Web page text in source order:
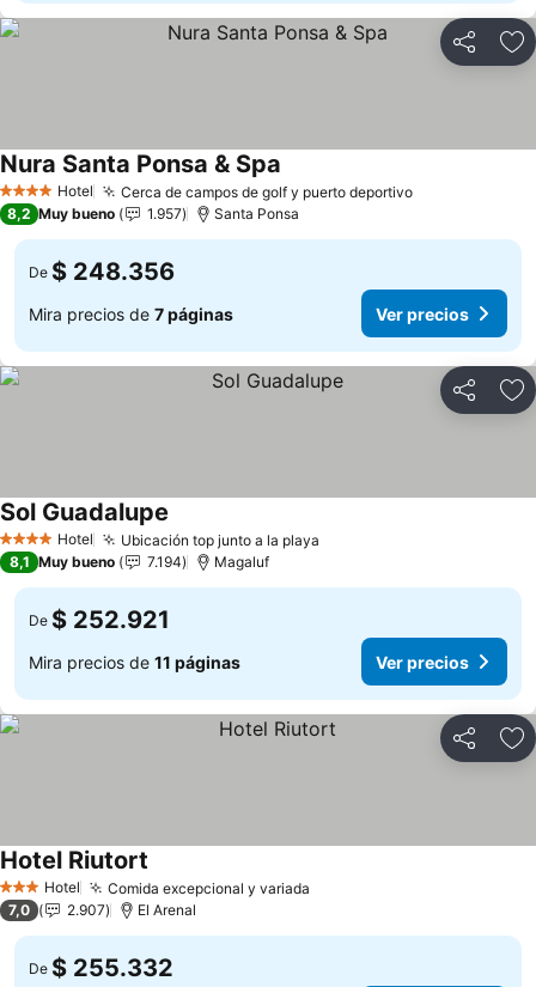
Compartir
4 EstrellasHotel Cerca de campos de golf y puerto deportivoVer precios
Nura Santa Ponsa & Spa
8,2 Muy bueno 1.957 Santa Ponsa
De $ 248.356
Mira precios de 7 páginas Ver precios
Compartir
4 EstrellasHotel Ubicación top junto a la playa
Sol Guadalupe
8,1 Muy bueno 7.194 Magaluf
De $ 252.921
Mira precios de 11 páginas Ver precios
Compartir
3 Estrellas
Hotel Comida excepcional y variada
Hotel Riutort
7,0 2.907 El Arenal
De $ 255.332